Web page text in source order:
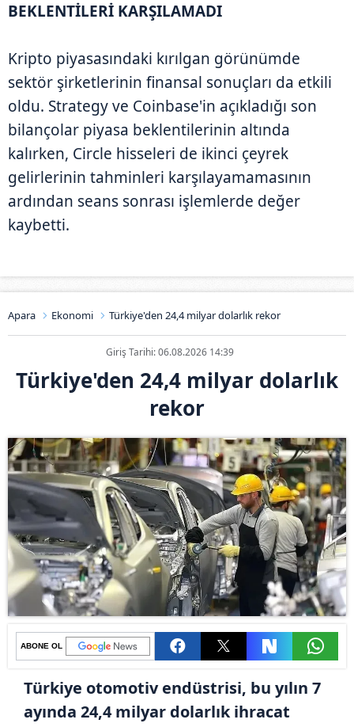
BEKLENTİLERİ KARŞILAMADI
Kripto piyasasındaki kırılgan görünümde
sektör şirketlerinin finansal sonuçları da etkili
oldu. Strategy ve Coinbase'in açıkladığı son
bilançolar piyasa beklentilerinin altında
kalırken, Circle hisseleri de ikinci çeyrek
gelirlerinin tahminleri karşılayamamasının
ardından seans sonrası işlemlerde değer
kaybetti.
Apara Ekonomi Türkiye'den 24,4 milyar dolarlık rekor
Giriş Tarihi: 06.08.2026 14:39
Türkiye'den 24,4 milyar dolarlık
rekor
ABONE OL
Türkiye otomotiv endüstrisi, bu yılın 7
ayında 24,4 milyar dolarlık ihracat